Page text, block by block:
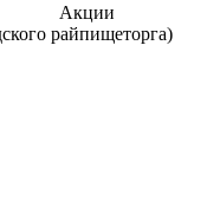
Акции
райпищеторга)